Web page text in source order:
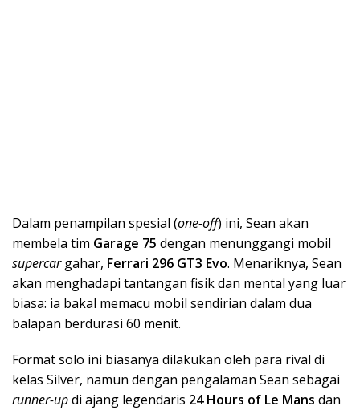
Dalam penampilan spesial (one-off) ini, Sean akan
membela tim Garage 75 dengan menunggangi mobil
supercargahar, Ferrari 296 GT3 Evo. Menariknya, Sean
akan menghadapi tantangan fisik dan mental yang luar
biasa: ia bakal memacu mobil sendirian dalam dua
balapan berdurasi 60 menit.
Format solo ini biasanya dilakukan oleh para rival di
kelas Silver, namun dengan pengalaman Sean sebagai
runner-updi ajang legendaris 24 Hours of Le Mans dan